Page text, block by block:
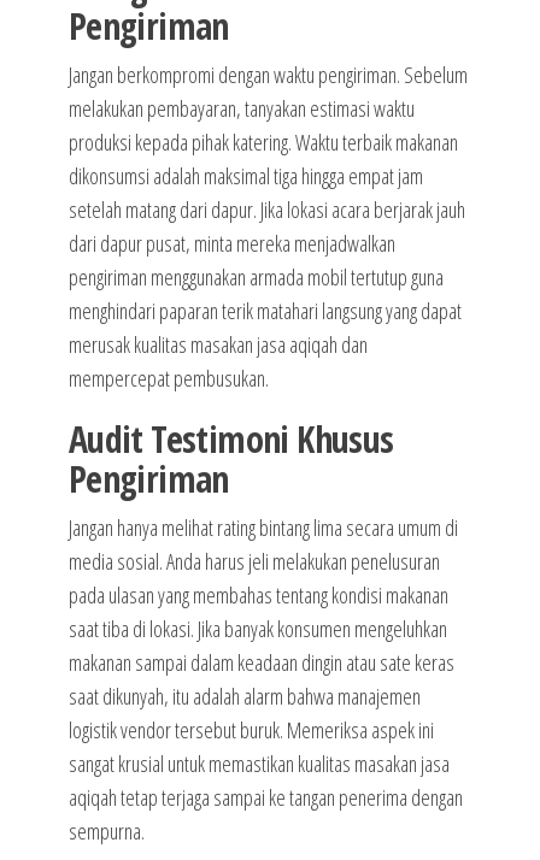
Pengiriman
Jangan berkompromi dengan waktu pengiriman. Sebelum
melakukan pembayaran, tanyakan estimasi waktu
produksi kepada pihak katering. Waktu terbaik makanan
dikonsumsi adalah maksimal tiga hingga empat jam
setelah matang dari dapur. Jika lokasi acara berjarak jauh
dari dapur pusat, minta mereka menjadwalkan
pengiriman menggunakan armada mobil tertutup guna
menghindari paparan terik matahari langsung yang dapat
merusak kualitas masakan jasa aqiqah dan
mempercepat pembusukan.
Audit Testimoni Khusus
Pengiriman
Jangan hanya melihat rating bintang lima secara umum di
media sosial. Anda harus jeli melakukan penelusuran
pada ulasan yang membahas tentang kondisi makanan
saat tiba di lokasi. Jika banyak konsumen mengeluhkan
makanan sampai dalam keadaan dingin atau sate keras
saat dikunyah, itu adalah alarm bahwa manajemen
logistik vendor tersebut buruk. Memeriksa aspek ini
sangat krusial untuk memastikan kualitas masakan jasa
aqiqah tetap terjaga sampai ke tangan penerima dengan
sempurna.